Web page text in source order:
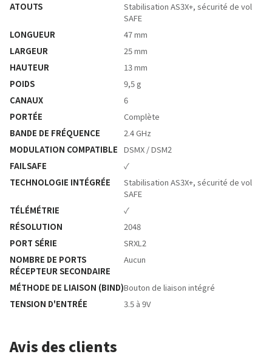
ATOUTS
Stabilisation AS3X+, sécurité de vol
SAFE
LONGUEUR
47 mm
LARGEUR
25 mm
HAUTEUR
13 mm
POIDS
9,5 g
CANAUX
6
PORTÉE
Complète
BANDE DE FRÉQUENCE
2.4 GHz
MODULATION COMPATIBLE DSMX / DSM2
FAILSAFE
✓
TECHNOLOGIE INTÉGRÉE
Stabilisation AS3X+, sécurité de vol
SAFE
TÉLÉMÉTRIE
✓
RÉSOLUTION
2048
PORT SÉRIE
SRXL2
NOMBRE DE PORTS
RÉCEPTEUR SECONDAIRE
Aucun
MÉTHODE DE LIAISON (BIND)Bouton de liaison intégré
TENSION D'ENTRÉE
3.5 à 9V
Avis des clients